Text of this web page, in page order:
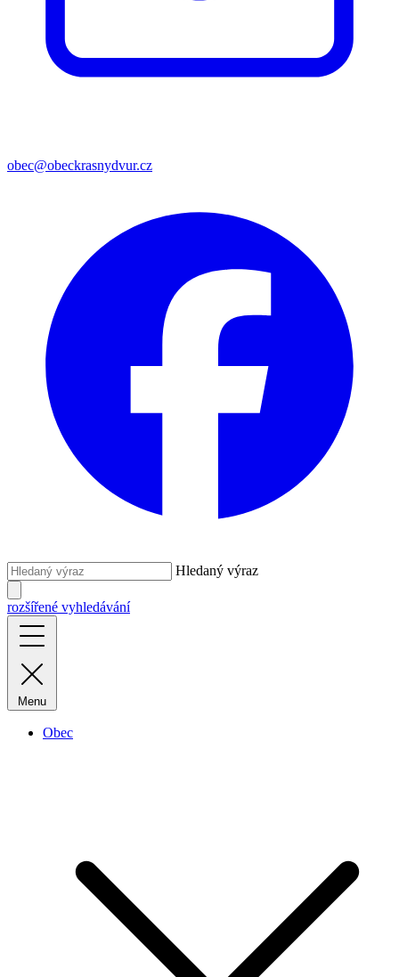
obec@obeckrasnydvur.cz
Hledaný výraz
rozšířené vyhledávání
Menu
Obec